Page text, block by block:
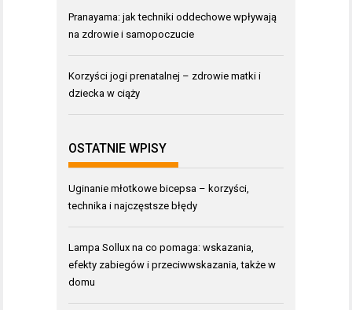
Pranayama: jak techniki oddechowe wpływają
na zdrowie i samopoczucie
Korzyści jogi prenatalnej – zdrowie matki i
dziecka w ciąży
OSTATNIE WPISY
Uginanie młotkowe bicepsa – korzyści,
technika i najczęstsze błędy
Lampa Sollux na co pomaga: wskazania,
efekty zabiegów i przeciwwskazania, także w
domu